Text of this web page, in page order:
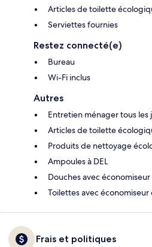
Articles de toilette
Serviettes fournies
Restez connecté(e)
Bureau
Wi-Fi inclus
Autres
Entretien ménager tous les
Articles de toilette
Produits de nettoyage
Ampoules à DEL
Douches avec
Toilettes avec économiseur
Frais et politiques